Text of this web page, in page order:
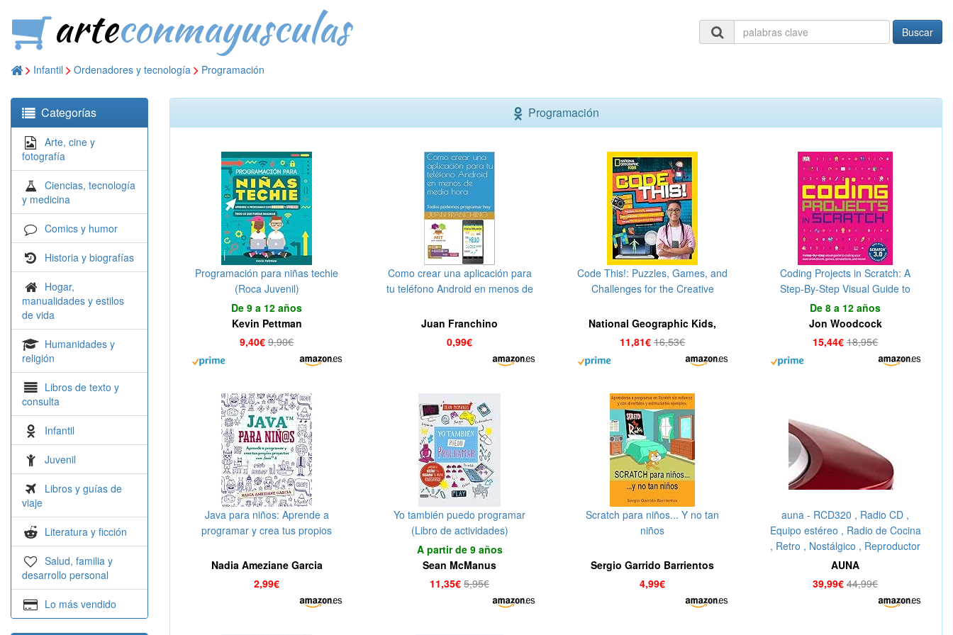
arteconmayusculas Buscar
Infantil Ordenadores y tecnología Programación
Categorías
Arte, cine y
fotografía
Ciencias, tecnología
y medicina
Comics y humor
Historia y biografías
Hogar,
manualidades y estilos
de vida
Humanidades y
religión
Libros de texto y
consulta
Infantil
Juvenil
Libros y guías de
viaje
Literatura y ficción
Salud, familia y
desarrollo personal
Lo más vendido
Programación
Programación para niñas techie
(Roca Juvenil)
De 9 a 12 años
Kevin Pettman
9,40€ 9,90€
Como crear una aplicación para
tu teléfono Android en menos de
programar hoy (Programación
fàcil)
Juan Franchino
0,99€
Code This!: Puzzles, Games, and
Challenges for the Creative
National Geographic Kids,
Jennifer Szymanski
11,81€ 16,53€
Coding Projects in Scratch: A
Step-By-Step Visual Guide to
Coding Your Own Animations,
Games, Simulations, a
(Computer Coding for Kids)
De 8 a 12 años
Jon Woodcock
15,44€ 18,95€
Java para niños: Aprende a
programar y crea tus propios
coders nº 1)
Nadia Ameziane Garcia
2,99€
Yo también puedo programar
(Libro de actividades)
A partir de 9 años
Sean McManus
11,35€ 5,95€
Scratch para niños... Y no tan
niños
Sergio Garrido Barrientos
4,99€
auna - RCD320 , Radio CD ,
Equipo estéreo , Radio de Cocina
, Retro , Nostálgico , Reproductor
de CD , FM , AUX , Pantalla
Digital , Programación de
reproducción , Cable de Antena ,
AUNA
39,99€ 44,99€